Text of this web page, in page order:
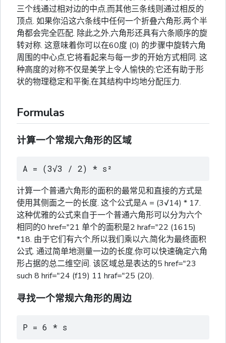
三个线通过相对边的中点,而其他三条线则通过相反的
顶点. 如果你沿这六条线中任何一个折叠六角形,两个半
角都会完全匹配. 除此之外,六角形还具有六条顺序的旋
转对称. 这意味着你可以在60度 (0) 的步骤中旋转六角
周围的中心点,它将看起来与每一步的开始方式相同. 这
种高度的对称不仅是美学上令人愉快的;它还有助于形
状的物理稳定和平衡,在其结构中均地分配压力.
Formulas
计算一个常规六角形的区域
A = (3√3 / 2) * s²
计算一个普通六角形的面积的最常见和直接的方式是
使用其侧面之一的长度. 这个公式是A = (3√14) * 17.
这种优雅的公式来自于一个普通六角形可以分为六个
相同的0 href="21 单个的面积是2 hraf="22 (1615)
*18. 由于它们有六个,所以我们乘以六,简化为最终面积
公式. 通过简单地测量一边的长度,你可以快速确定六角
形占据的总二维空间. 该区域总是表达的5 href="23
such 8 hrif="24 (f19) 11 hraf="25 (20).
寻找一个常规六角形的周边
P = 6 * s